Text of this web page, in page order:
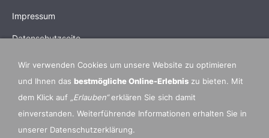
Impressum
Datenschutzseite
Mitgliedsverbände und Partner Organisationen
IDO International Dance Organization
Wir verwenden Cookies um unsere Website zu optimieren
und Ihnen das bestmögliche Online-Erlebnis zu bieten. Mit
dem Klick auf
„Erlauben“erklären Sie sich damit
einverstanden. Weiterführende Informationen erhalten Sie in
unserer Datenschutzerklärung.